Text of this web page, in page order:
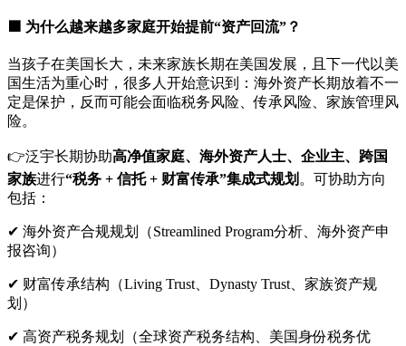
🟫 为什么越来越多家庭开始提前“资产回流”？
当孩子在美国长大，未来家族长期在美国发展，且下一代以美
国生活为重心时，很多人开始意识到：海外资产长期放着不一
定是保护，反而可能会面临税务风险、传承风险、家族管理风
险。
👉泛宇长期协助高净值家庭、海外资产人士、企业主、跨国
家族进行“税务 + 信托 + 财富传承”集成式规划 。可协助方向
包括：
✔ 海外资产合规规划（Streamlined Program分析、海外资产申
报咨询）
✔ 财富传承结构（Living Trust、Dynasty Trust、家族资产规
划）
✔ 高资产税务规划（全球资产税务结构、美国身份税务优